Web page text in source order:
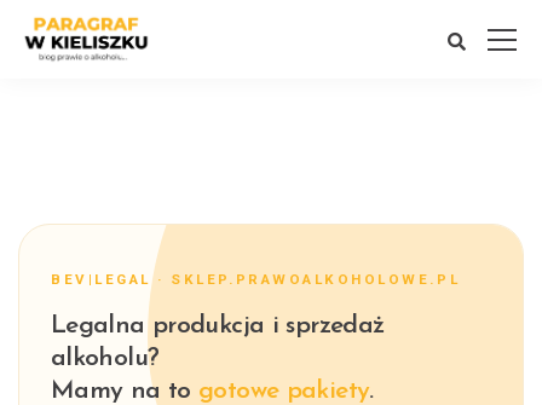
BEV|LEGAL · SKLEP.PRAWOALKOHOLOWE.PL
Legalna produkcja i sprzedaż
alkoholu?
Mamy na to gotowe pakiety.